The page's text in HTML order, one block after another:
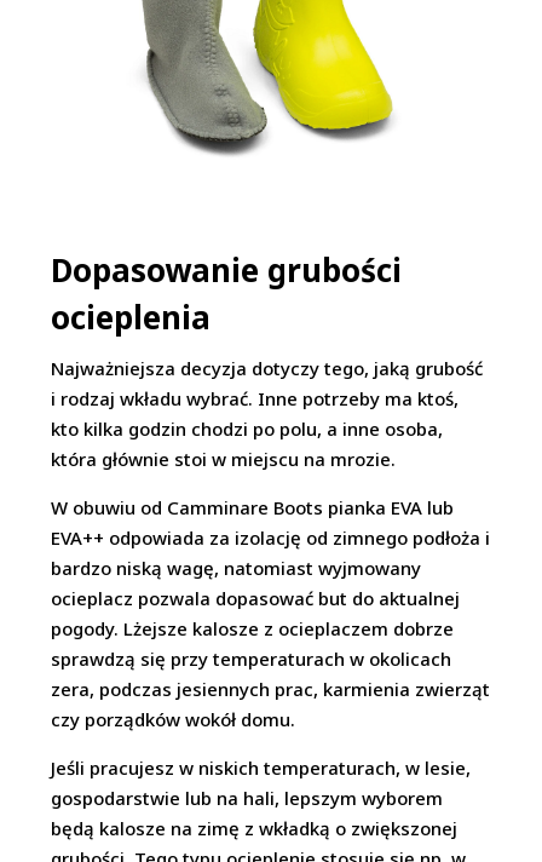
​Dopasowanie grubości
ocieplenia
Najważniejsza decyzja dotyczy tego, jaką grubość
i rodzaj wkładu wybrać. Inne potrzeby ma ktoś,
kto kilka godzin chodzi po polu, a inne osoba,
która głównie stoi w miejscu na mrozie.
W obuwiu od Camminare Boots pianka EVA lub
EVA++ odpowiada za izolację od zimnego podłoża i
bardzo niską wagę, natomiast wyjmowany
ocieplacz pozwala dopasować but do aktualnej
pogody. Lżejsze kalosze z ocieplaczem dobrze
sprawdzą się przy temperaturach w okolicach
zera, podczas jesiennych prac, karmienia zwierząt
czy porządków wokół domu.
Jeśli pracujesz w niskich temperaturach, w lesie,
gospodarstwie lub na hali, lepszym wyborem
będą kalosze na zimę z wkładką o zwiększonej